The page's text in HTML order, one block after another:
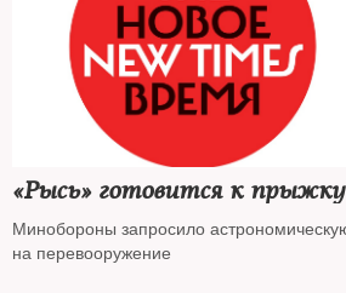
«Рысь» готовится к прыжку
Минобороны запросило
на перевооружение